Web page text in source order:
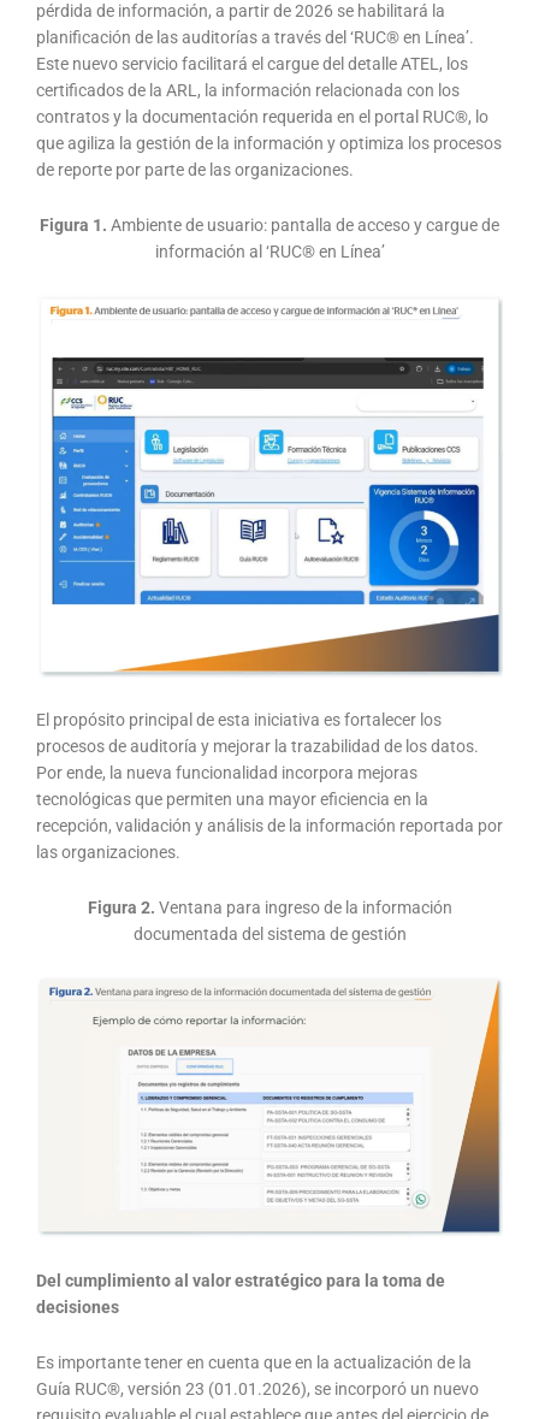
pérdida de información, a partir de 2026 se habilitará la
planificación de las auditorías a través del ‘RUC® en Línea’.
Este nuevo servicio facilitará el cargue del detalle ATEL, los
certificados de la ARL, la información relacionada con los
contratos y la documentación requerida en el portal RUC®, lo
que agiliza la gestión de la información y optimiza los procesos
de reporte por parte de las organizaciones.
Figura 1. Ambiente de usuario: pantalla de acceso y cargue de
información al ‘RUC® en Línea’
El propósito principal de esta iniciativa es fortalecer los
procesos de auditoría y mejorar la trazabilidad de los datos.
Por ende, la nueva funcionalidad incorpora mejoras
tecnológicas que permiten una mayor eficiencia en la
recepción, validación y análisis de la información reportada por
las organizaciones.
Figura 2. Ventana para ingreso de la información
documentada del sistema de gestión
Del cumplimiento al valor estratégico para la toma de
decisiones
Es importante tener en cuenta que en la actualización de la
Guía RUC®, versión 23 (01.01.2026), se incorporó un nuevo
requisito evaluable el cual establece que antes del ejercicio de